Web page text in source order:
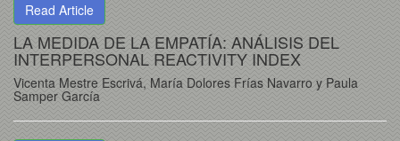
Read Article
LA MEDIDA DE LA EMPATÍA: ANÁLISIS DEL
INTERPERSONAL REACTIVITY INDEX
Vicenta Mestre Escrivá, María Dolores Frías Navarro y Paula
Samper García